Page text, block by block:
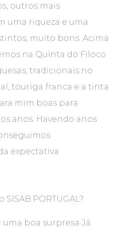
outros mais
uma riqueza e uma
muito bons. Acima
na Quinta do Filoco
tradicionais no
touriga franca e a tinta
mim boas para
anos. Havendo anos
expectativa
PORTUGAL?
uma boa surpresa Já